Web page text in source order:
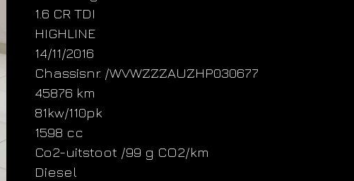
1.6 CR TDI
HIGHLINE
14/11/2016
Chassisnr. /WVWZZZAUZHP030677
45876 km
81kw/110pk
1598 cc
Co2-uitstoot /99 g CO2/km
Diesel